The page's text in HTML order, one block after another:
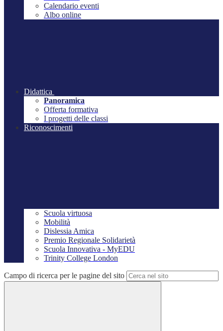
Calendario eventi
Albo online
Didattica
Panoramica
Offerta formativa
I progetti delle classi
Riconoscimenti
Scuola virtuosa
Mobilità
Dislessia Amica
Premio Regionale Solidarietà
Scuola Innovativa - MyEDU
Trinity College London
Campo di ricerca per le pagine del sito